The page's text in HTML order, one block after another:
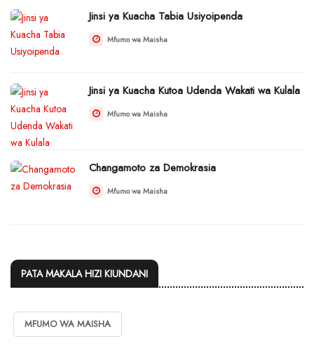
Jinsi ya Kuacha Tabia Usiyoipenda
Mfumo wa Maisha
Jinsi ya Kuacha Kutoa Udenda Wakati wa Kulala
Mfumo wa Maisha
Changamoto za Demokrasia
Mfumo wa Maisha
PATA MAKALA HIZI KIUNDANI
MFUMO WA MAISHA